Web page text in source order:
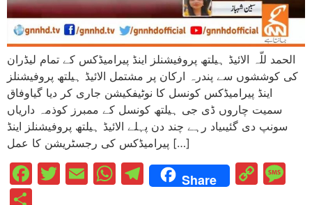
الحمد للّہ الائیڈ ہیلتھ پروفیشنلز اینڈ پیرامیڈکس کے تمام لیڈران
کی کوششوں سے پندرہ ارکان پر مشتمل الائیڈ ہیلتھ پروفیشنلز
اینڈ پیرامیڈکس کونسل کا نوٹیفکیشن جاری کر دیا گیاوفاق
سمیت چاروں ڈی جی ہیلتھ کونسل کے ممبرز کوذمہ داریاں
سونپ دی گئیںیاد رہے چند دن پہلے الائیڈ ہیلتھ پروفیشنلز اینڈ
پیرامیڈکس کی رجسٹریشن کا عمل […]
Facebook
Twitter
EmailWhatsApp
Telegram
Share
Copy